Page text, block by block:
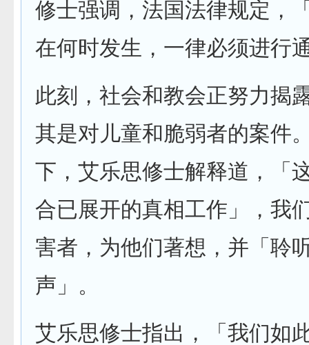
修士强调，法国法律规定，
在何时发生，一律必须进行
此刻，社会和教会正努力揭
其是对儿童和脆弱者的案件
下，艾乐思修士解释道，「
合已展开的真相工作」，我
害者，为他们著想，并「聆
声」。
艾乐思修士指出，「我们如